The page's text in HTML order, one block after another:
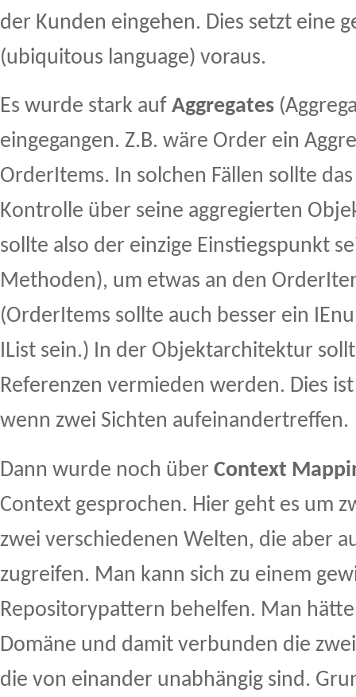
der Kunden eingehen. Dies setzt eine
(ubiquitous language) voraus.
Es wurde stark auf Aggregates
eingegangen. Z.B. wäre Order ein
OrderItems. In solchen Fällen sollte
Kontrolle über seine aggregierten
sollte also der einzige Einstiegspunkt
Methoden), um etwas an den
(OrderItems sollte auch besser ein
IList sein.) In der Objektarchitektur
Referenzen vermieden werden. Dies
wenn zwei Sichten aufeinandertreffen.
Dann wurde noch über Context
Context gesprochen. Hier geht es um
zwei verschiedenen Welten, die aber
zugreifen. Man kann sich zu einem
Repositorypattern behelfen. Man
Domäne und damit verbunden die
die von einander unabhängig sind.